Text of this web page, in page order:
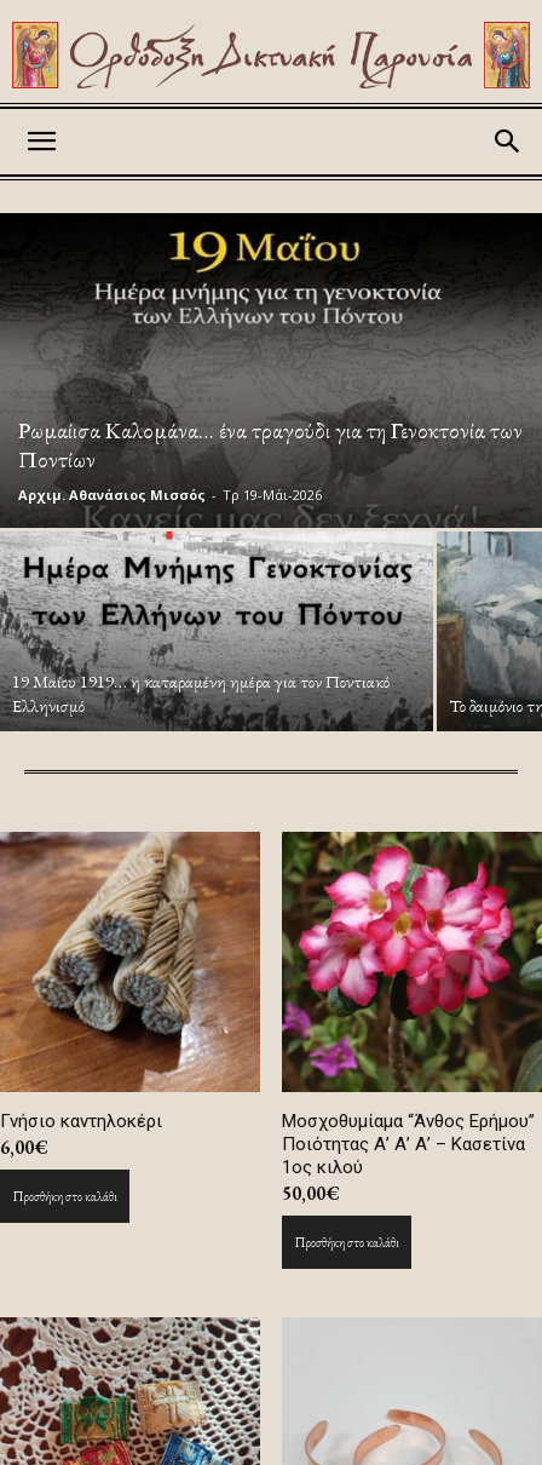
Ρωμαίισα Καλομάνα… ένα τραγούδι για τη Γενοκτονία των
Ποντίων
Αρχιμ. Αθανάσιος Μισσός - Τρ 19-Μάι-2026
19 Μαίου 1919… η καταραμένη ημέρα για τον Ποντιακό
Ελληνισμό
Το δαιμόνιο
Γνήσιο καντηλοκέρι
6,00€
Προσθήκη στο καλάθι
Μοσχοθυμίαμα “Άνθος Ερήμου”
Ποιότητας Α’ Α’ Α’ – Κασετίνα
1ος κιλού
50,00€
Προσθήκη στο καλάθι